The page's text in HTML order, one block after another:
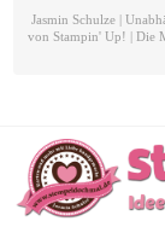
Jasmin Schulze |
von Stampin' Up! | Die